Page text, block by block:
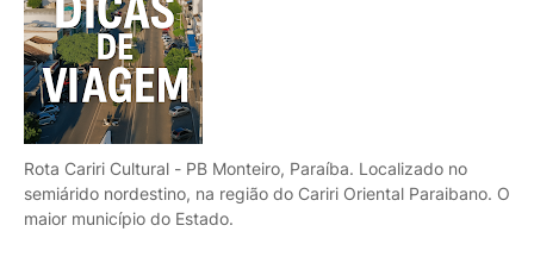
Rota Cariri Cultural - PB Monteiro, Paraíba. Localizado no
semiárido nordestino, na região do Cariri Oriental Paraibano. O
maior município do Estado.